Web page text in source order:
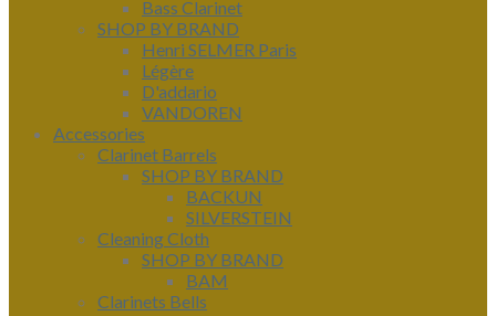
Bass Clarinet
SHOP BY BRAND
Henri SELMER Paris
Légère
D'addario
VANDOREN
Accessories
Clarinet Barrels
SHOP BY BRAND
BACKUN
SILVERSTEIN
Cleaning Cloth
SHOP BY BRAND
BAM
Clarinets Bells